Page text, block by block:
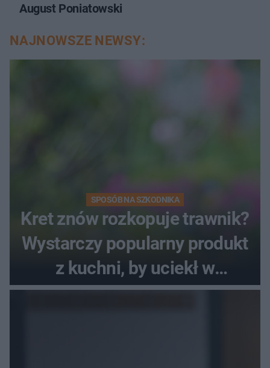
August Poniatowski
NAJNOWSZE NEWSY:
SPOSÓB NA SZKODNIKA
Kret znów rozkopuje trawnik?
Wystarczy popularny produkt
z kuchni, by uciekł w
popłochu